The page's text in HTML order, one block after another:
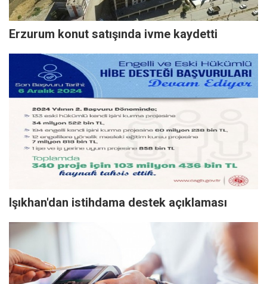
Erzurum konut satışında ivme kaydetti
Işıkhan'dan istihdama destek açıklaması